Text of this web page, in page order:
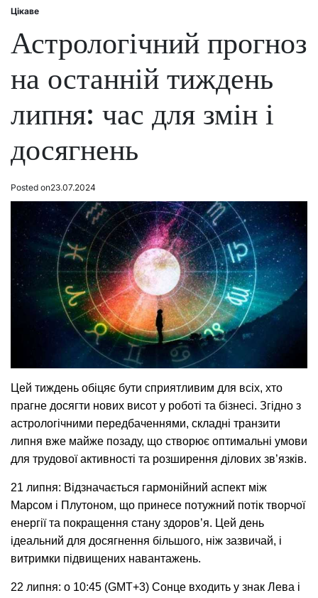
Posted
Цікаве
Астрологічний прогноз
на останній тиждень
липня: час для змін і
досягнень
Posted on23.07.2024
Цей тиждень обіцяє бути сприятливим для всіх, хто
прагне досягти нових висот у роботі та бізнесі. Згідно з
астрологічними передбаченнями, складні транзити
липня вже майже позаду, що створює оптимальні умови
для трудової активності та розширення ділових зв’язків.
21 липня: Відзначається гармонійний аспект між
Марсом і Плутоном, що принесе потужний потік творчої
енергії та покращення стану здоров’я. Цей день
ідеальний для досягнення більшого, ніж зазвичай, і
витримки підвищених навантажень.
22 липня: о 10:45 (GMT+3) Сонце входить у знак Лева і